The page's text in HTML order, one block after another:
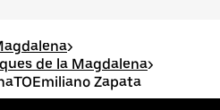
>
de la Magdalena>
Zapata